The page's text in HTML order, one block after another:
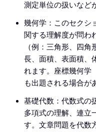
測定単位の扱いなど
幾何学：このセクシ
関する理解度が問わ
（例：三角形、四
長、面積、表面積、
れます。座標幾何学
も出題される場合が
基礎代数：代数式の
多項式の理解、連立
す。文章問題を代数